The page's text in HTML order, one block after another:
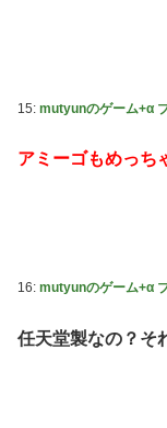
15: mutyunのゲーム+α
アミーゴもめっち
16: mutyunのゲーム+α
任天堂製なの？そ